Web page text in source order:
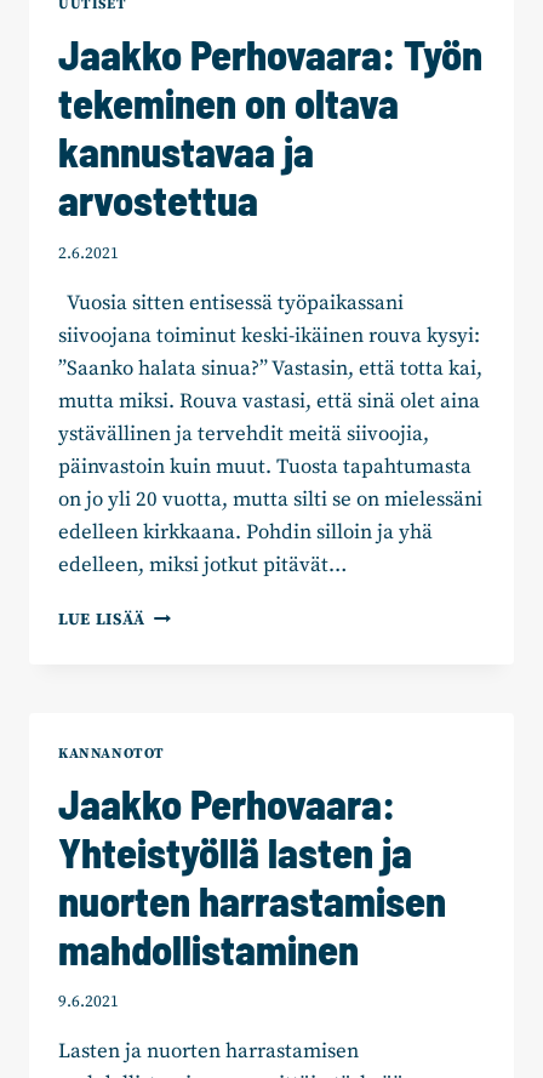
?
UUTISET
Jaakko Perhovaara: Työn
tekeminen on oltava
kannustavaa ja
arvostettua
2.6.2021
Vuosia sitten entisessä työpaikassani
siivoojana toiminut keski-ikäinen rouva kysyi:
”Saanko halata sinua?” Vastasin, että totta kai,
mutta miksi. Rouva vastasi, että sinä olet aina
ystävällinen ja tervehdit meitä siivoojia,
päinvastoin kuin muut. Tuosta tapahtumasta
on jo yli 20 vuotta, mutta silti se on mielessäni
edelleen kirkkaana. Pohdin silloin ja yhä
edelleen, miksi jotkut pitävät…
LUE LISÄÄ JAAKKO
JA
ARVOSTETTUA
KANNANOTOT
Jaakko Perhovaara:
Yhteistyöllä lasten ja
nuorten harrastamisen
mahdollistaminen
9.6.2021
Lasten ja nuorten harrastamisen